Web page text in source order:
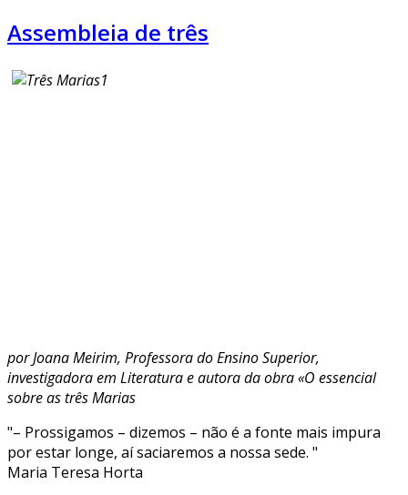
Assembleia de três
por Joana Meirim, Professora do Ensino Superior,
investigadora em Literatura e autora da obra «O essencial
sobre as três Marias
"– Prossigamos – dizemos – não é a fonte mais impura
por estar longe, aí saciaremos a nossa sede. "
Maria Teresa Horta